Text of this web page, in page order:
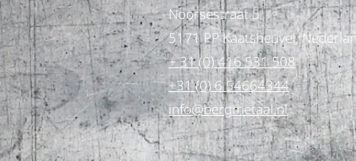
Noorsestraat 5
5171 PP Kaatsheuvel,
+ 31 (0) 416 531 508
+31 (0) 6 54664344
info@bergmetaal.nl